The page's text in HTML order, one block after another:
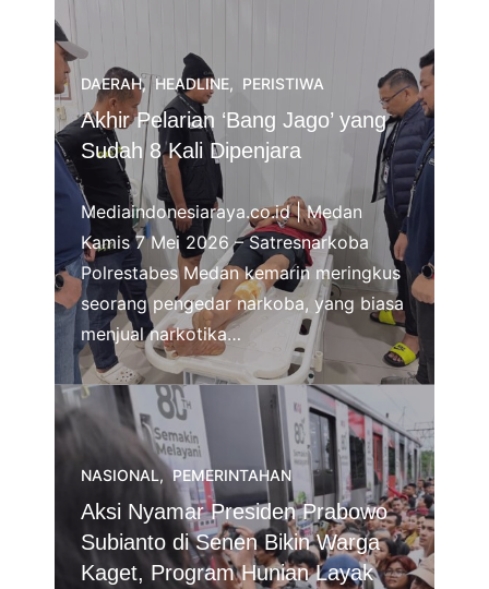
DAERAH, HEADLINE, PERISTIWA
Akhir Pelarian ‘Bang Jago’ yang
Sudah 8 Kali Dipenjara
Mediaindonesiaraya.co.id | Medan
Kamis 7 Mei 2026 – Satresnarkoba
Polrestabes Medan kemarin meringkus
seorang pengedar narkoba, yang biasa
menjual narkotika…
NASIONAL,PEMERINTAHAN
Aksi Nyamar Presiden Prabowo
Subianto di Senen Bikin Warga
Kaget, Program Hunian Layak